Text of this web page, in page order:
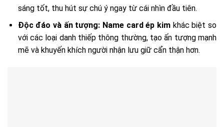
sáng tốt, thu hút sự chú ý ngay từ cái nhìn đầu tiên.
Độc đáo và ấn tượng: Name card ép kim khác biệt so
với các loại danh thiếp thông thường, tạo ấn tượng mạnh
mẽ và khuyến khích người nhận lưu giữ cẩn thận hơn.